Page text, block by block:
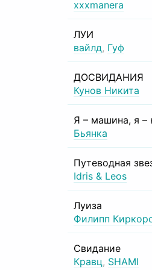
xxxmanera
ЛУИ
вайлд, Гуф
ДОСВИДАНИЯ
Кунов Никита
Я – машина, я –
Бьянка
Путеводная
Idris & Leos
Луиза
Филипп
Свидание
Кравц, SHAMI